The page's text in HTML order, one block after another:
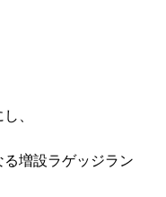
、
増設ラゲッジラン